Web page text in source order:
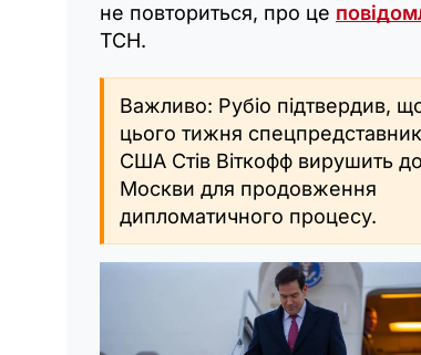
не повториться, про це
ТСН.
Важливо: Рубіо підтвердив,
цього тижня спецпредставник
США Стів Віткофф вирушить до
Москви для продовження
дипломатичного процесу.